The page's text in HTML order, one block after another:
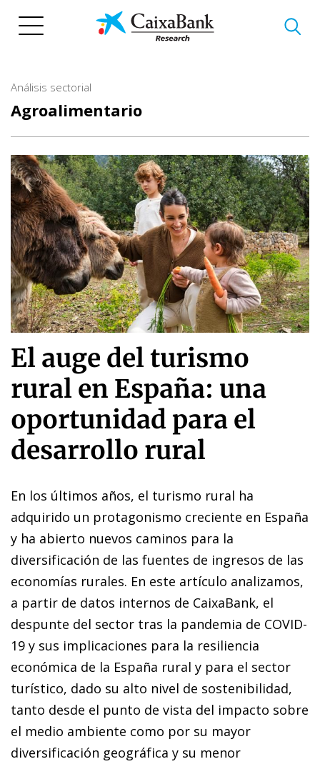
Análisis sectorial
Agroalimentario
El auge del turismo
rural en España: una
oportunidad para el
desarrollo rural
En los últimos años, el turismo rural ha
adquirido un protagonismo creciente en España
y ha abierto nuevos caminos para la
diversificación de las fuentes de ingresos de las
economías rurales. En este artículo analizamos,
a partir de datos internos de CaixaBank, el
despunte del sector tras la pandemia de COVID-
19 y sus implicaciones para la resiliencia
económica de la España rural y para el sector
turístico, dado su alto nivel de sostenibilidad,
tanto desde el punto de vista del impacto sobre
el medio ambiente como por su mayor
diversificación geográfica y su menor